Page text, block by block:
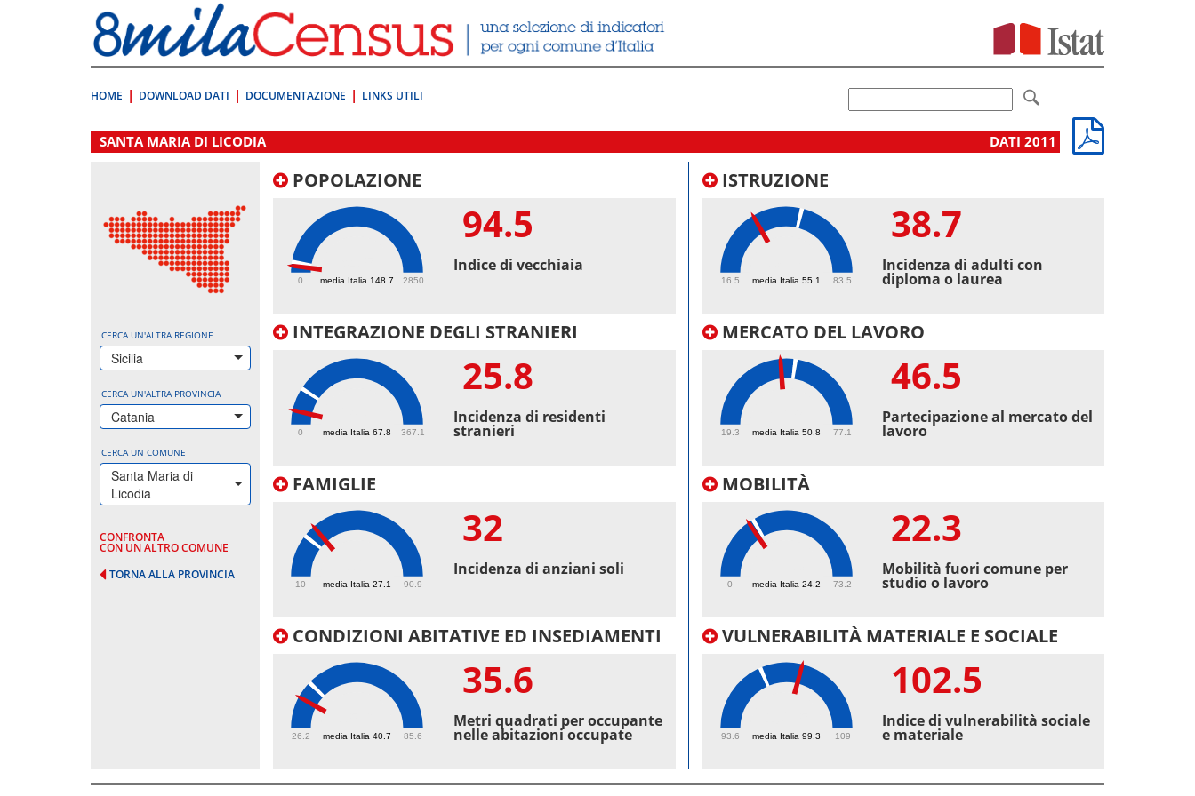
direttamente
a:
Contenuto
HOME DOWNLOAD DATI DOCUMENTAZIONE LINKS UTILI
.
SANTA MARIA DI LICODIA DATI 2011
CERCA UN'ALTRA REGIONE
Sicilia
CERCA UN'ALTRA PROVINCIA
Catania
CERCA UN COMUNE
Santa Maria di
Licodia
CONFRONTA
CON UN ALTRO COMUNE
TORNA ALLA PROVINCIA
POPOLAZIONE
media Italia 148.7
0 2850
94.5
Indice di vecchiaia
INTEGRAZIONE DEGLI STRANIERI
media Italia 67.8
0 367.1
25.8
Incidenza di residenti
stranieri
FAMIGLIE
media Italia 27.1
10 90.9
32
Incidenza di anziani soli
CONDIZIONI ABITATIVE ED INSEDIAMENTI
media Italia 40.7
26.2 85.6
35.6
Metri quadrati per occupante
nelle abitazioni occupate
ISTRUZIONE
media Italia 55.1
16.5 83.5
38.7
Incidenza di adulti con
diploma o laurea
MERCATO DEL LAVORO
media Italia 50.8
19.3 77.1
46.5
Partecipazione al mercato del
lavoro
MOBILITÀ
media Italia 24.2
0 73.2
22.3
Mobilità fuori comune per
studio o lavoro
VULNERABILITÀ MATERIALE E SOCIALE
media Italia 99.3
93.6 109
102.5
Indice di vulnerabilità sociale
e materiale